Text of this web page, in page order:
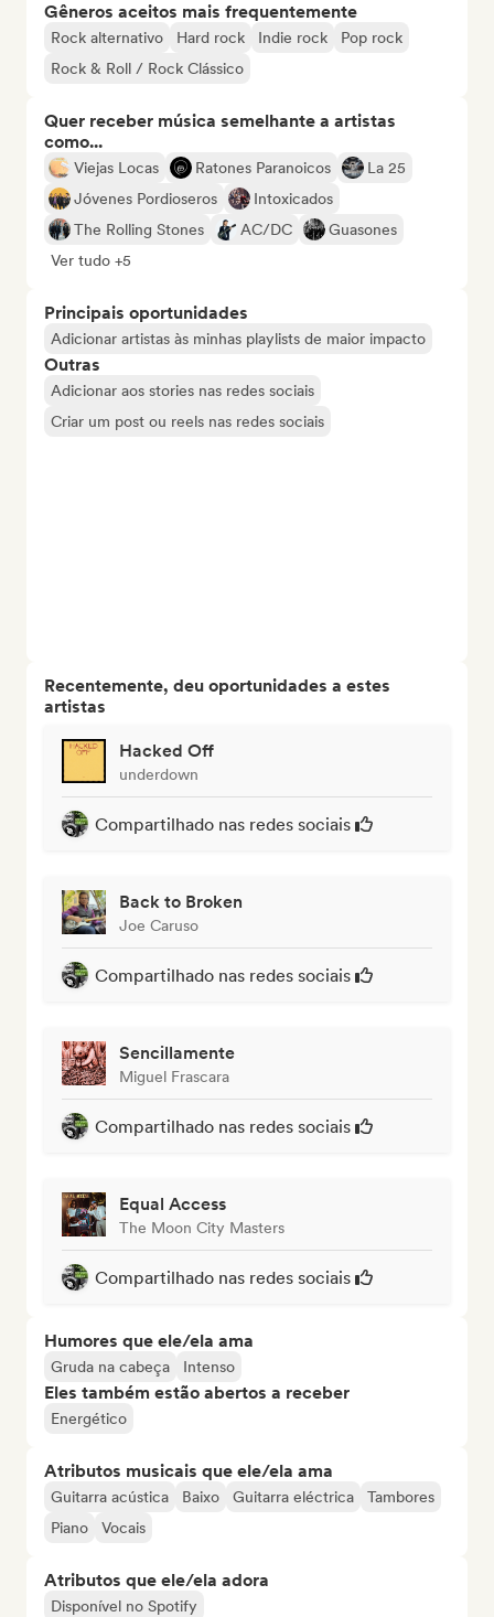
Gêneros aceitos mais frequentemente
Rock alternativo Hard rock Indie rock
Pop rock
Rock & Roll / Rock Clássico
Quer receber música semelhante a artistas
como...
Viejas Locas Ratones Paranoicos
La 25
Jóvenes Pordioseros
Intoxicados
The Rolling Stones
AC/DC
Guasones
Ver tudo +5
Principais oportunidades
Adicionar artistas às minhas playlists de maior impacto
Outras
Adicionar aos stories nas redes sociais
Criar um post ou reels nas redes sociais
Recentemente, deu oportunidades a estes
artistas
Hacked Off
underdown
Compartilhado nas redes sociais
Back to Broken
Joe Caruso
Compartilhado nas redes sociais
Sencillamente
Miguel Frascara
Compartilhado nas redes sociais
Equal Access
The Moon City Masters
Compartilhado nas redes sociais
Humores que ele/ela ama
Gruda na cabeça Intenso
Eles também estão abertos a receber
Energético
Atributos musicais que ele/ela ama
Guitarra acústica Baixo Guitarra eléctrica
Tambores
Piano
Vocais
Atributos que ele/ela adora
Disponível no Spotify